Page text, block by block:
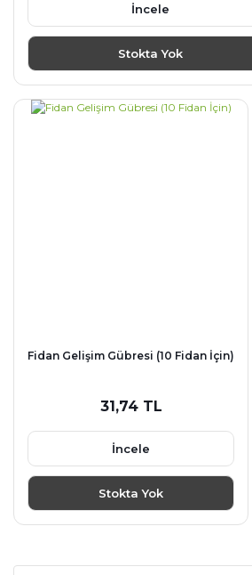
İncele
Stokta Yok
Fidan Gelişim Gübresi (10 Fidan İçin)
31,74 TL
İncele
Stokta Yok